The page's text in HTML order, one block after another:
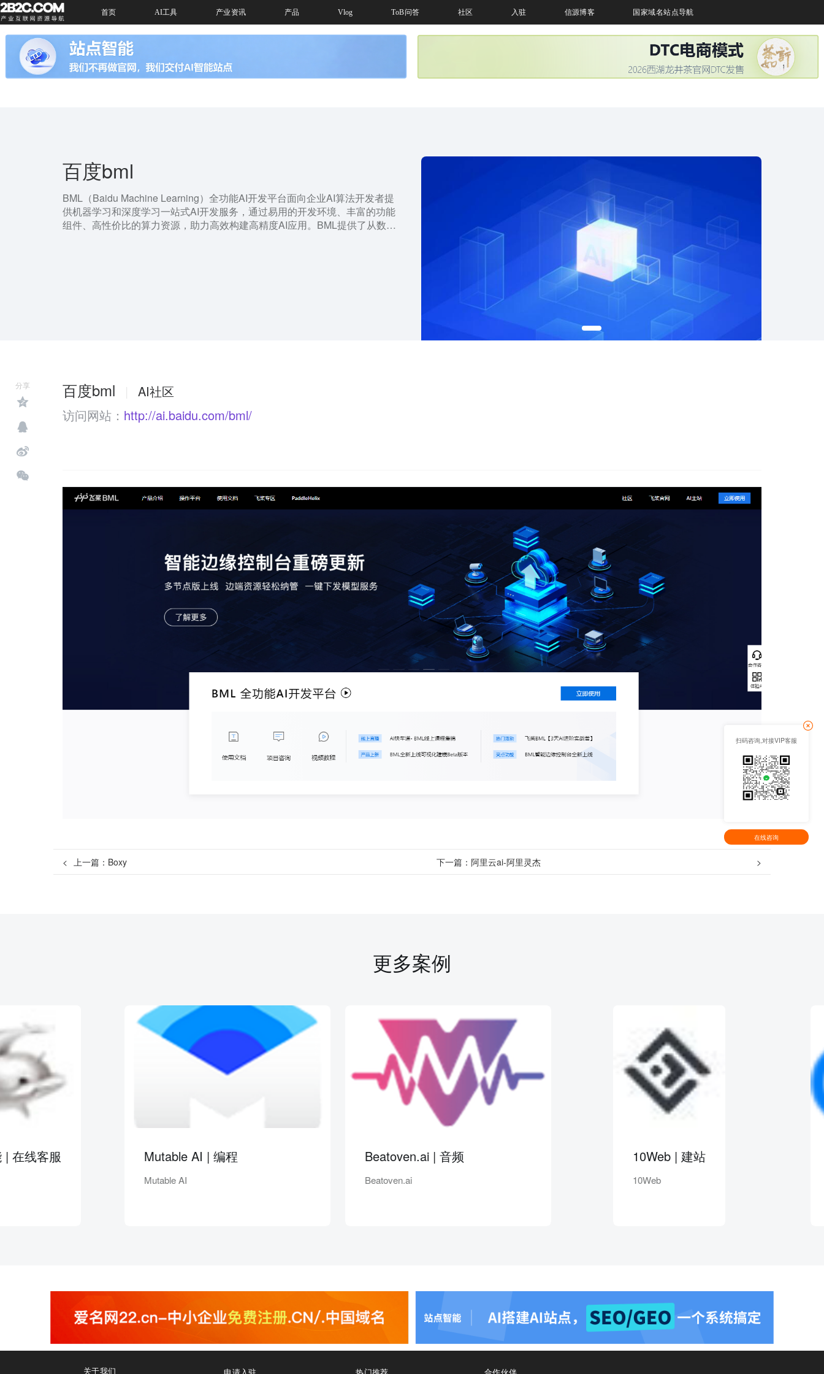
首页 AI工具 产业资讯 产品 Vlog ToB问答 社区 入驻 信源博客 国家域名站点导航
百度bml
BML（Baidu Machine Learning）全功能AI开发平台面向企业AI算法开发者提
供机器学习和深度学习一站式AI开发服务，通过易用的开发环境、丰富的功能
组件、高性价比的算力资源，助力高效构建高精度AI应用。BML提供了从数据
分享 百度bml
AI社区
访问网站： http://ai.baidu.com/bml/
< 上一篇： Boxy 下一篇： 阿里云ai-阿里灵杰 >
更多案例
客服 Mutable AI | 编程
Mutable AI
Beatoven.ai | 音频
Beatoven.ai
10Web | 建站
关于我们
扫码咨询,对接VIP客服
在线咨询